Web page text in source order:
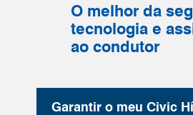
O melhor da
tecnologia e
ao condutor
Garantir o meu Civic